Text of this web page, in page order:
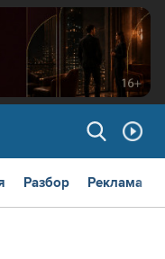
Разбор Реклама